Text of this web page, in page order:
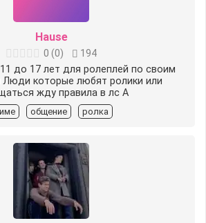
Hause
0 (0)
194
до 17 лет для ролеплей по своим
которые любят ролики или
жду правила в лс А
общение ролка